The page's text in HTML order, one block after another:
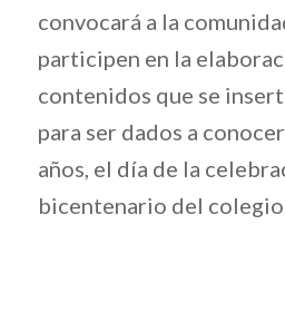
convocará a la
participen en la
contenidos que se
para ser dados a
años, el día de la
bicentenario del